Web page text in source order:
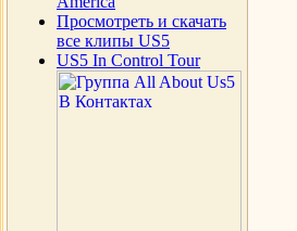
Просмотреть и скачать
все клипы US5
US5 In Control Tour